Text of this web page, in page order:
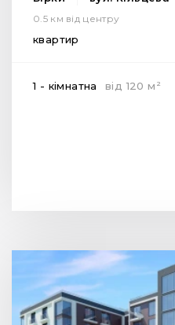
0.5 км від центру
квартир
1 - кімнатна від 120 м 2